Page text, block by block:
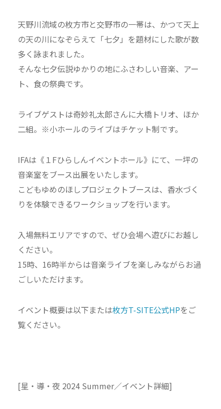
天野川流域の枚方市と交野市の一帯は、かつて天上
の天の川になぞらえて「七夕」を題材にした歌が数
多く詠まれました。
そんな七夕伝説ゆかりの地にふさわしい音楽、アー
ト、食の祭典です。
ライブゲストは奇妙礼太郎さんに大橋トリオ、ほか
二組。※小ホールのライブはチケット制です。
IFAは《１Fひらしんイベントホール》にて、一坪の
音楽室をブース出展をいたします。
こどもゆめのほしプロジェクトブースは、香水づく
りを体験できるワークショップを行います。
入場無料エリアですので、ぜひ会場へ遊びにお越し
ください。
15時、16時半からは音楽ライブを楽しみながらお過
ごしいただけます。
イベント概要は以下または枚方T-SITE公式HPをご
覧ください。
[星・導・夜 2024 Summer／イベント詳細]